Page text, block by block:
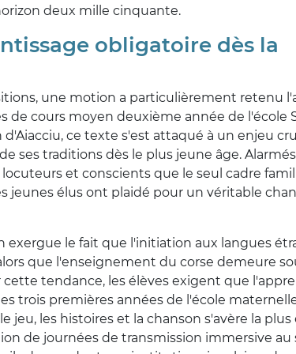
deux mille cinquante.
obligatoire dès la
une motion a particulièrement retenu
de cours moyen deuxième année de l'école
ce texte s'est attaqué à un enjeu
ses traditions dès le plus jeune âge.
et conscients que le seul cadre
jeunes élus ont plaidé pour un véritable
exergue le fait que l'initiation aux langues
que l'enseignement du corse demeure
tendance, les élèves exigent que
trois premières années de l'école
jeu, les histoires et la chanson s'avère la plus
de journées de transmission immersive au